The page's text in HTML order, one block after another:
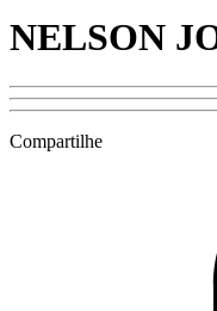
NELSON
Compartilhe